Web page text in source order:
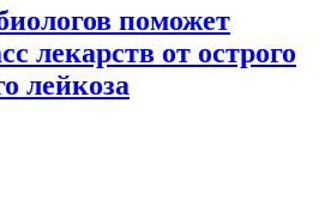
поможет
лекарств от острого
лейкоза